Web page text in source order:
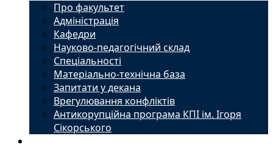
Про факультет
Адміністрація
Кафедри
Науково-педагогічний склад
Спеціальності
Матеріально-технічна база
Запитати у декана
Врегулювання конфліктів
Антикорупційна програма КПІ ім. Ігоря
Сікорського